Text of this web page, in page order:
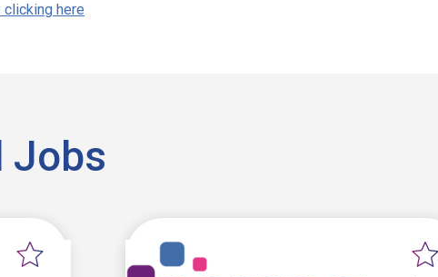
here
Jobs